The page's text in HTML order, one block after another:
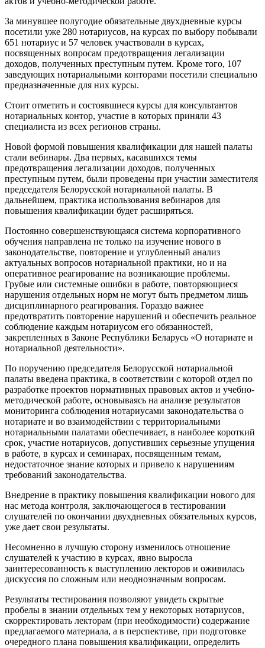
За минувшее полугодие обязательные двухдневные курсы
посетили уже 280 нотариусов, на курсах по выбору побывали
651 нотариус и 57 человек участвовали в курсах,
посвященных вопросам предотвращения легализации
доходов, полученных преступным путем. Кроме того, 107
заведующих нотариальными конторами посетили специально
предназначенные для них курсы.
Стоит отметить и состоявшиеся курсы для консультантов
нотариальных контор, участие в которых приняли 43
специалиста из всех регионов страны.
Новой формой повышения квалификации для нашей палаты
стали вебинары. Два первых, касавшихся темы
предотвращения легализации доходов, полученных
преступным путем, были проведены при участии заместителя
председателя Белорусской нотариальной палаты. В
дальнейшем, практика использования вебинаров для
повышения квалификации будет расширяться.
Постоянно совершенствующаяся система корпоративного
обучения направлена не только на изучение нового в
законодательстве, повторение и углубленный анализ
актуальных вопросов нотариальной практики, но и на
оперативное реагирование на возникающие проблемы.
Грубые или системные ошибки в работе, повторяющиеся
нарушения отдельных норм не могут быть предметом лишь
дисциплинарного реагирования. Гораздо важнее
предотвратить повторение нарушений и обеспечить реальное
соблюдение каждым нотариусом его обязанностей,
закрепленных в Законе Республики Беларусь «О нотариате и
нотариальной деятельности».
По поручению председателя Белорусской нотариальной
палаты введена практика, в соответствии с которой отдел по
разработке проектов нормативных правовых актов и учебно-
методической работе, основываясь на анализе результатов
мониторинга соблюдения нотариусами законодательства о
нотариате и во взаимодействии с территориальными
нотариальными палатами обеспечивает, в наиболее короткий
срок, участие нотариусов, допустивших серьезные упущения
в работе, в курсах и семинарах, посвященным темам,
недостаточное знание которых и привело к нарушениям
требований законодательства.
Внедрение в практику повышения квалификации нового для
нас метода контроля, заключающегося в тестировании
слушателей по окончании двухдневных обязательных курсов,
уже дает свои результаты.
Несомненно в лучшую сторону изменилось отношение
слушателей к участию в курсах, явно выросла
заинтересованность к выступлению лекторов и оживилась
дискуссия по сложным или неоднозначным вопросам.
Результаты тестирования позволяют увидеть скрытые
пробелы в знании отдельных тем у некоторых нотариусов,
скорректировать лекторам (при необходимости) содержание
предлагаемого материала, а в перспективе, при подготовке
очередного плана повышения квалификации, определить